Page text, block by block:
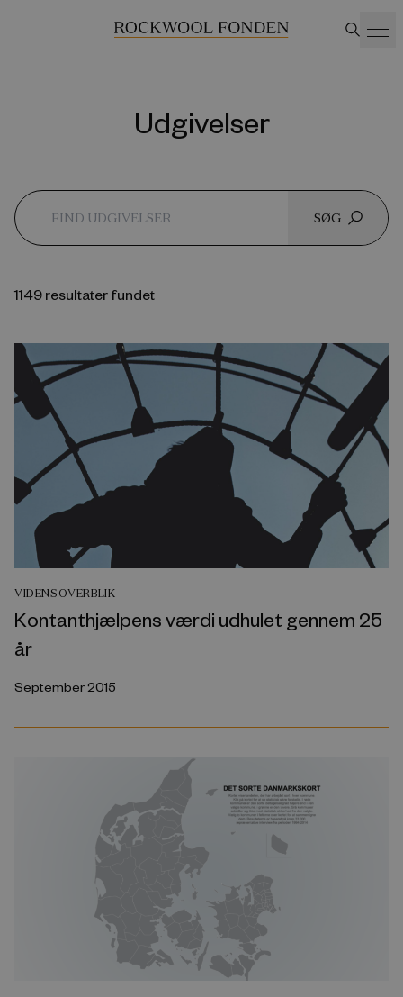
Udgivelser
SØG
1149 resultater fundet
VIDENSOVERBLIK
Kontanthjælpens værdi udhulet gennem 25
år
September 2015